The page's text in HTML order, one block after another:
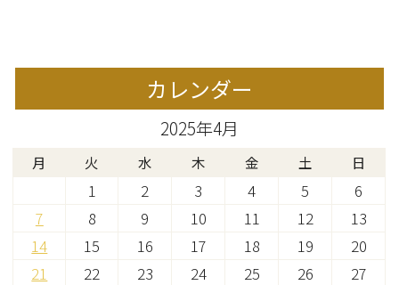
カレンダー
2025年4月
月 火 水 木 金 土 日
1 2 3 4 5
6
7
8 9 10 11 12
13
14
15 16 17 18 19
20
21
22 23 24 25 26
27